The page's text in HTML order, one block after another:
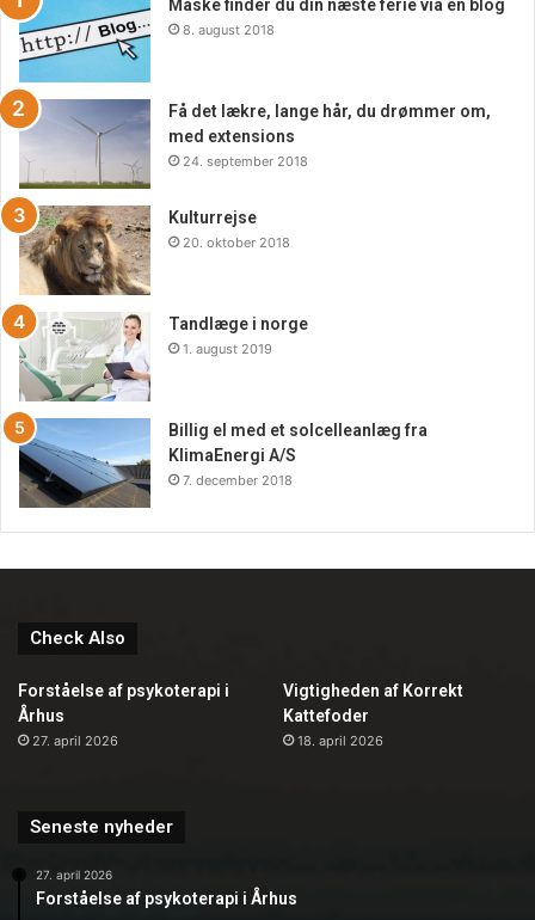
anvendes ufortyndet. Det anbefales altid at fortynde
olierne med en bæreolie som mandel- eller jojobaolie, før
personer med visse helbredstilstande konsultere en
sundhedsprofessionel, før de bruger æteriske olier.
Måske finder du din næste ferie via en blog
8. august 2018
Få det lækre, lange hår, du drømmer om,
med extensions
24. september 2018
Kulturrejse
20. oktober 2018
Tandlæge i norge
1. august 2019
Billig el med et solcelleanlæg fra
KlimaEnergi A/S
7. december 2018
Check Also
Forståelse af psykoterapi i
Århus
27. april 2026
Vigtigheden af Korrekt
Kattefoder
18. april 2026
Seneste nyheder
27. april 2026
Forståelse af psykoterapi i Århus